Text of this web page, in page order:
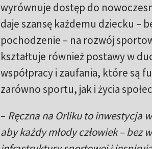
wyrównuje dostęp do
daje szansę każdemu dziecku –
pochodzenie – na rozwój
kształtuje również postawy w
współpracy i zaufania, które są
zarówno sportu, jak i życia
– Ręczna na Orliku to inwestycja
aby każdy młody człowiek – bez